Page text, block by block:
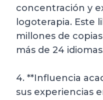
concentración y
logoterapia. Este
millones de
más de 24
4. **Influencia
sus experiencias